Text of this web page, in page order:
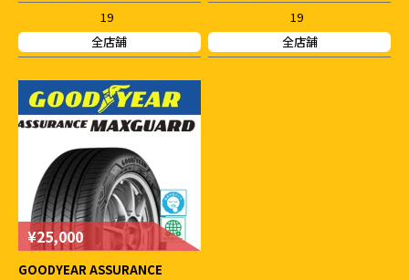
19
全店舗
19
全店舗
¥25,000
GOODYEAR ASSURANCE